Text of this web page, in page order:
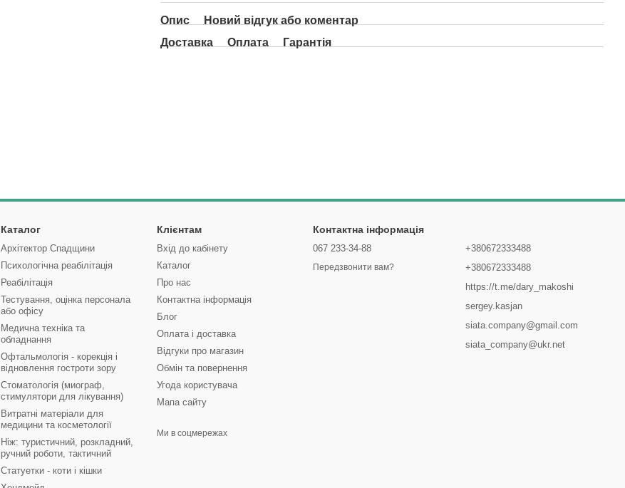
Опис
Новий відгук або коментар
Доставка
Оплата Гарантія
Каталог
Архітектор Спадщини
Психологічна реабілітація
Реабілітація
Тестування, оцінка персонала
або офісу
Медична техніка та
обладнання
Офтальмологія - корекція і
відновлення гостроти зору
Стоматологія (миограф,
стимулятори для лікування)
Витратні матеріали для
медицини та косметології
Ніж: туристичний, розкладний,
ручний роботи, тактичний
Статуетки - коти і кішки
Клієнтам
Вхід до кабінету
Каталог
Про нас
Контактна інформація
Блог
Оплата і доставка
Відгуки про магазин
Обмін та повернення
Угода користувача
Мапа сайту
Ми в соцмережах
Контактна інформація
067 233-34-88
Передзвонити вам?
+380672333488
+380672333488
https://t.me/dary_makoshi
sergey.kasjan
siata.company@gmail.com
siata_company@ukr.net